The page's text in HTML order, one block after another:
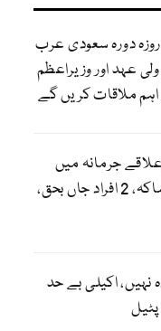
دورہ سعودی عرب
عہد اور وزیراعظم
ملاقات کریں گے
جرمانہ میں
منی بس میں دھماکہ، 2 افراد جاں بحق،
نہیں، اکیلی بے حد